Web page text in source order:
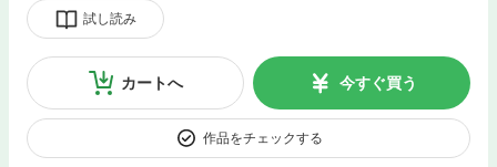
試し読み
カートへ 今すぐ買う
作品をチェックする